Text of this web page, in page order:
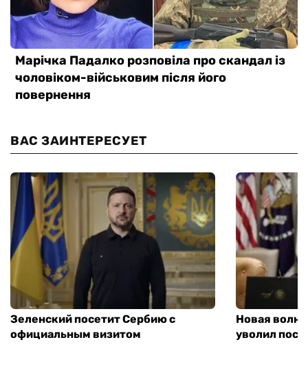
ВАС ЗАИНТЕРЕСУЕТ
Зеленский посетит Сербию с
официальным визитом
Новая
уволил